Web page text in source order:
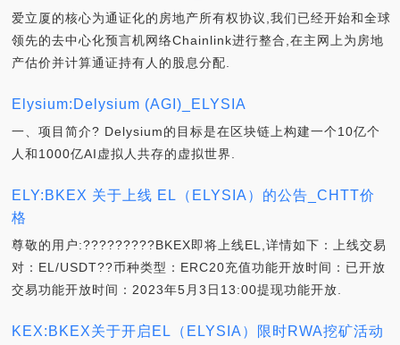
爱立厦的核心为通证化的房地产所有权协议,我们已经开始和全球
领先的去中心化预言机网络Chainlink进行整合,在主网上为房地
产估价并计算通证持有人的股息分配.
Elysium:Delysium (AGI)_ELYSIA
一、项目简介? Delysium的目标是在区块链上构建一个10亿个
人和1000亿AI虚拟人共存的虚拟世界.
ELY:BKEX 关于上线 EL（ELYSIA）的公告_CHTT价
格
尊敬的用户:?????????BKEX即将上线EL,详情如下：上线交易
对：EL/USDT??币种类型：ERC20充值功能开放时间：已开放
交易功能开放时间：2023年5月3日13:00提现功能开放.
KEX:BKEX关于开启EL（ELYSIA）限时RWA挖矿活动